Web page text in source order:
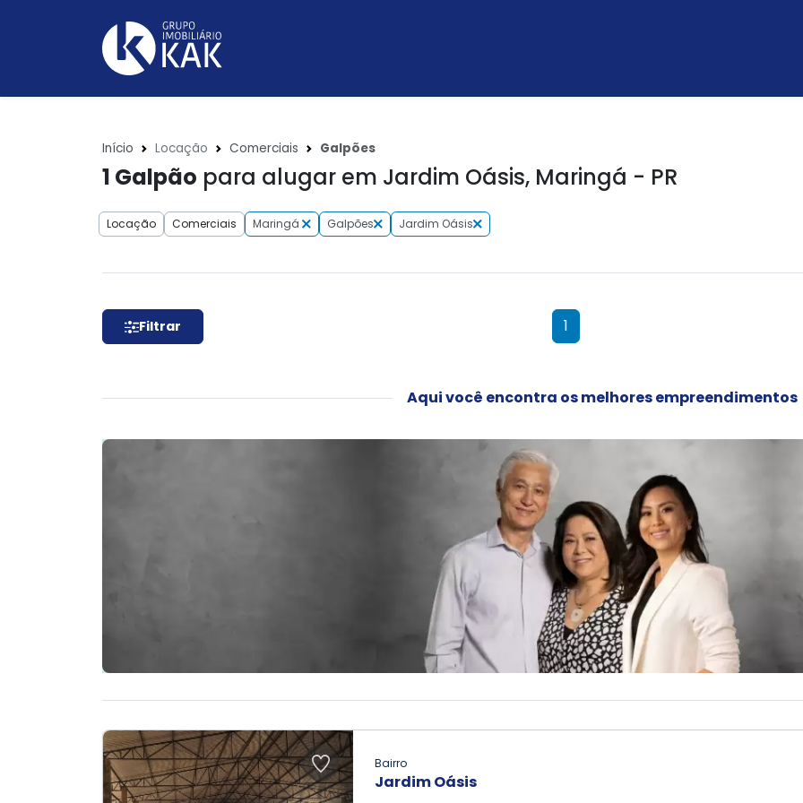
Início Locação Comerciais Galpões
1 Galpão para alugar em Jardim Oásis, Maringá - PR
Locação Comerciais Maringá Galpões Jardim Oásis
Filtrar 1
Aqui você encontra os melhores empreendimentos
Bairro
Jardim Oásis